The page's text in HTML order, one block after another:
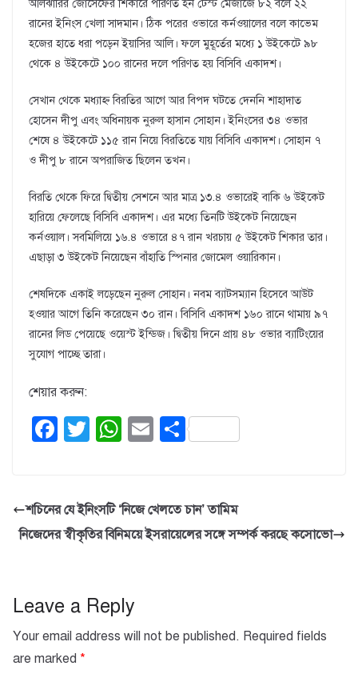
আলঝারির জোসেফের শিকারে পরিণত হন টেস্ট মেজাজে ৮২ বলে ২২
রানের ইনিংস খেলা সাদমান। ঠিক পরের ওভারে কর্নওয়ালের বলে কাভেম
হজের হাতে ধরা পড়েন ইয়াসির আলি। ফলে মুহূর্তের মধ্যে ১ উইকেটে ৯৮
থেকে ৪ উইকেটে ১০০ রানের দলে পরিণত হয় বিসিবি একাদশ।
সেখান থেকে মধ্যাহ্ন বিরতির আগে আর বিপদ ঘটতে দেননি শাহাদাত
হোসেন দীপু এবং অধিনায়ক নুরুল হাসান সোহান। ইনিংসের ৩৪ ওভার
শেষে ৪ উইকেটে ১১৫ রান নিয়ে বিরতিতে যায় বিসিবি একাদশ। সোহান ৭
ও দীপু ৮ রানে অপরাজিত ছিলেন তখন।
বিরতি থেকে ফিরে দ্বিতীয় সেশনে আর মাত্র ১৩.৪ ওভারেই বাকি ৬ উইকেট
হারিয়ে ফেলেছে বিসিবি একাদশ। এর মধ্যে তিনটি উইকেট নিয়েছেন
কর্নওয়াল। সবমিলিয়ে ১৬.৪ ওভারে ৪৭ রান খরচায় ৫ উইকেট শিকার তার।
এছাড়া ৩ উইকেট নিয়েছেন বাঁহাতি স্পিনার জোমেল ওয়ারিকান।
শেষদিকে একাই লড়েছেন নুরুল সোহান। নবম ব্যাটসম্যান হিসেবে আউট
হওয়ার আগে তিনি করেছেন ৩০ রান। বিসিবি একাদশ ১৬০ রানে থামায় ৯৭
রানের লিড পেয়েছে ওয়েস্ট ইন্ডিজ। দ্বিতীয় দিনে প্রায় ৪৮ ওভার ব্যাটিংয়ের
সুযোগ পাচ্ছে তারা।
শেয়ার করুন:
F
e
b
k
T
er
W
s
A
E S
e
শচিনের যে ইনিংসটি ‘নিজে খেলতে চান’ তামিম
নিজেদের স্বীকৃতির বিনিময়ে ইসরায়েলের সঙ্গে সম্পর্ক করছে কসোভো
Leave a Reply
Your email address will not be published. Required fields
are marked *